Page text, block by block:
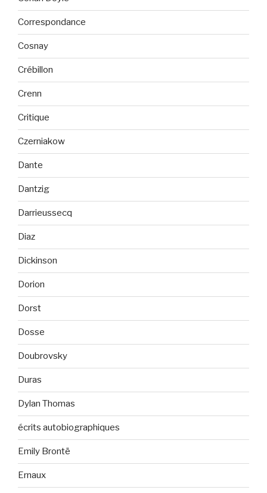
Correspondance
Cosnay
Crébillon
Crenn
Critique
Czerniakow
Dante
Dantzig
Darrieussecq
Diaz
Dickinson
Dorion
Dorst
Dosse
Doubrovsky
Duras
Dylan Thomas
écrits autobiographiques
Emily Brontë
Ernaux